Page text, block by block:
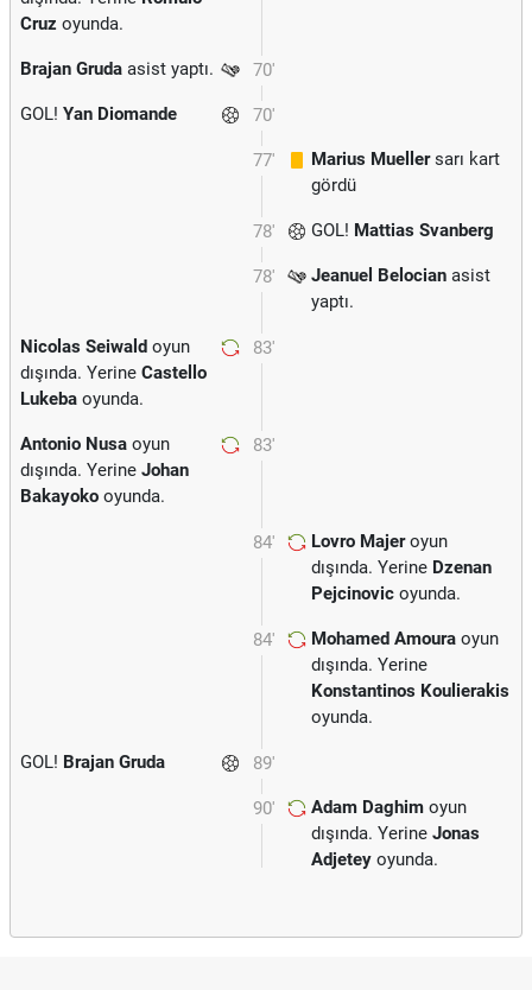
Cruz oyunda.
70'
Brajan Gruda asist yaptı.
70'
GOL! Yan Diomande
77' Marius Muellersarı kart
gördü
78' GOL! Mattias Svanberg
78' Jeanuel Belocian asist
yaptı.
83'
Nicolas Seiwald oyun
dışında. Yerine Castello
Lukeba oyunda.
83'
Antonio Nusa oyun
dışında. Yerine Johan
Bakayoko oyunda.
84' Lovro Majeroyun
dışında. Yerine Dzenan
Pejcinovic oyunda.
84' Mohamed Amoura oyun
dışında. Yerine
Konstantinos Koulierakis
oyunda.
89'
GOL! Brajan Gruda
90' Adam Daghim oyun
dışında. Yerine Jonas
Adjetey oyunda.